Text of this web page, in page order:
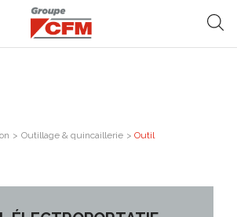
> Outillage & quincaillerie > Outil